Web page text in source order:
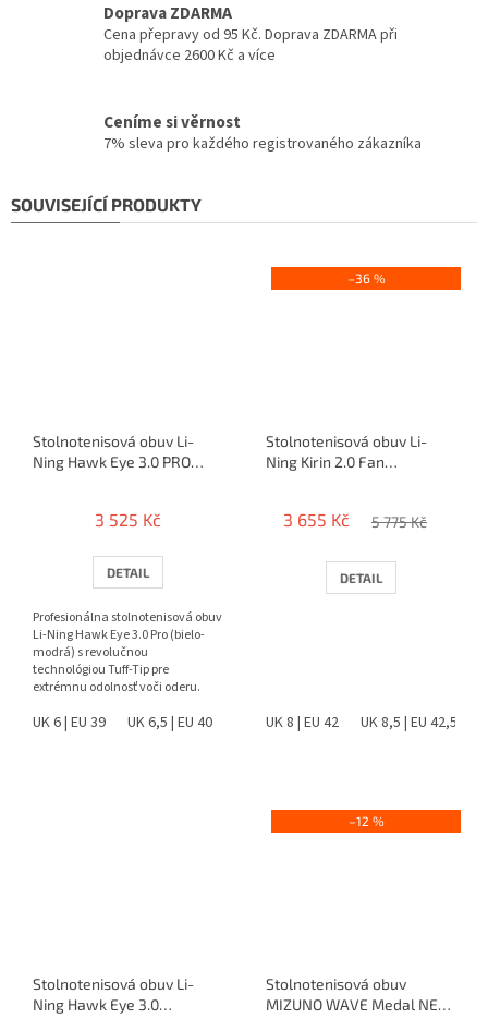
Doprava ZDARMA
Cena přepravy od 95 Kč. Doprava ZDARMA při
objednávce 2600 Kč a více
Ceníme si věrnost
7% sleva pro každého registrovaného zákazníka
SOUVISEJÍCÍ PRODUKTY
Stolnotenisová obuv Li-
Ning Hawk Eye 3.0 PRO
3 525 Kč
DETAIL
Profesionálna stolnotenisová obuv
Li-Ning Hawk Eye 3.0 Pro (bielo-
modrá) s revolučnou
technológiou Tuff-Tip pre
extrémnu odolnosť voči oderu.
UK 6 | EU 39 UK 6,5 | EU 40 UK 7,5 | EU 41 UK 8 | EU 42 UK 8,5 |
–36 %
Stolnotenisová obuv Li-
Ning Kirin 2.0 Fan
3 655 Kč 5 775 Kč
DETAIL
UK 8 | EU 42 UK 8,5 | EU 42,5
Stolnotenisová obuv Li-
Ning Hawk Eye 3.0
–12 %
Stolnotenisová obuv
MIZUNO WAVE Medal NEO